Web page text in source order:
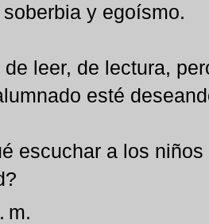
y egoísmo.
de leer, de lectura,
esté
escuchar a los
m.